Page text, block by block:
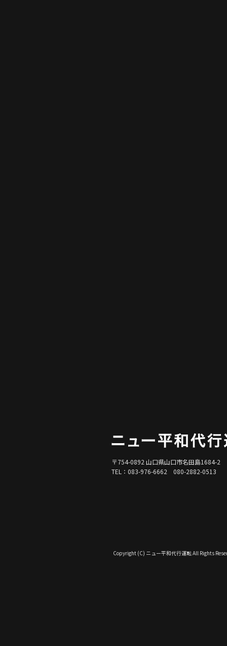
〒754-0892 山口県山口市名田島1684-2
TEL：083-976-6662 080-2882-0513
Copyright (C) ニュー平和代行運転 All Rights